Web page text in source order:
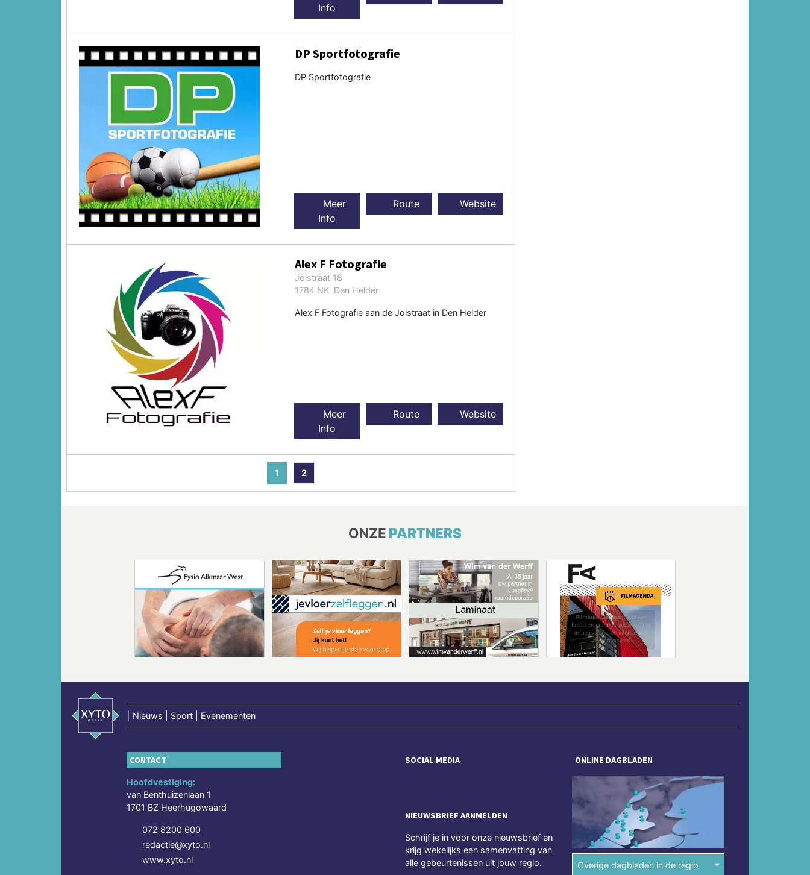
Info
DP Sportfotografie
DP Sportfotografie
Meer
Info
Route Website
Alex F Fotografie
Jolstraat 18
1784 NK Den Helder
Alex F Fotografie aan de Jolstraat in Den Helder
Meer
Info
Route Website
1 2
ONZE PARTNERS
Nieuws | Sport | Evenementen
CONTACT
Hoofdvestiging:
van Benthuizenlaan 1
1701 BZ Heerhugowaard
072 8200 600
redactie@xyto.nl
www.xyto.nl
SOCIAL MEDIA
NIEUWSBRIEF AANMELDEN
Schrijf je in voor onze nieuwsbrief en
krijg wekelijks een samenvatting van
alle gebeurtenissen uit jouw regio.
ONLINE DAGBLADEN
Overige dagbladen in de regio